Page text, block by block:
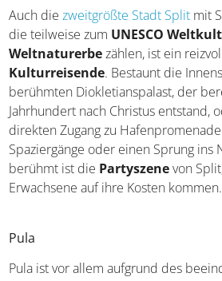
Split
Auch diezweitgrößte Stadt Splitmit
die teilweise zumUNESCO
Weltnaturerbezählen, ist ein
Kulturreisende. Bestaunt die
berühmten Diokletianspalast, der
Jahrhundert nach Christus entstand,
direkten Zugang zu
Spaziergänge oder einen Sprung ins
berühmt ist die Partyszenevon
Pula